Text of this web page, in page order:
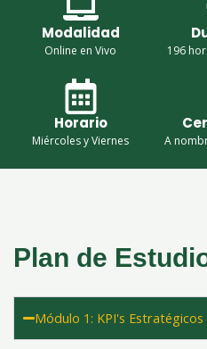
Modalidad
Online en Vivo 196
Horario
Miércoles y Viernes A
Plan de
Módulo 1: KPI's